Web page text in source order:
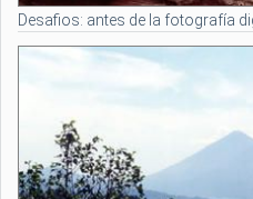
Desafios: antes de la fotografía